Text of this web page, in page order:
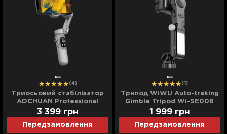
(4)
Триосьовий стабілізатор
AOCHUAN Professional
Gimbal Stabilizer SMART X
Pro Grey
Передзамовлення
3 399 грн
(1)
Трипод WiWU Auto-traking
Gimble Tripod Wi-SE006
(Black)
Передзамовлення
1 999 грн